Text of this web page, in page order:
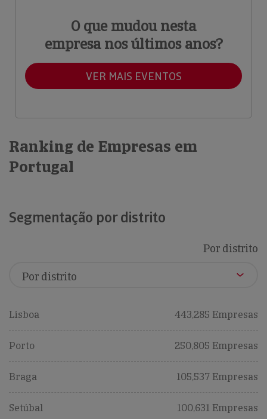
O que mudou nesta
empresa nos últimos anos?
VER MAIS EVENTOS
Ranking de Empresas em
Portugal
Segmentação por distrito
Por distrito
Lisboa 443,285 Empresas
Porto 250,805 Empresas
Braga 105,537 Empresas
Setúbal 100,631 Empresas